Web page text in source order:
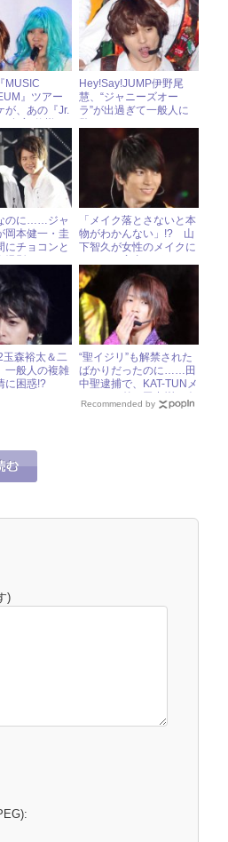
MUSIC
』ツアー
が、あの『Jr.
Hey!Say!JUMP伊野尾
慧、“ジャニーズオー
ラ”が出過ぎて一般人に
のに……ジャ
岡本健一・圭
にチョコンと
「メイク落とさないと本
物がわかんない」!? 山
下智久が女性のメイクに
ント
玉森裕太＆二
一般人の複雑
に困惑!?
“聖イジリ”も解禁された
ばかりだったのに……田
中聖逮捕で、KAT-TUNメ
ンバーと弟・田中樹の今
後は!?
Recommended by
)